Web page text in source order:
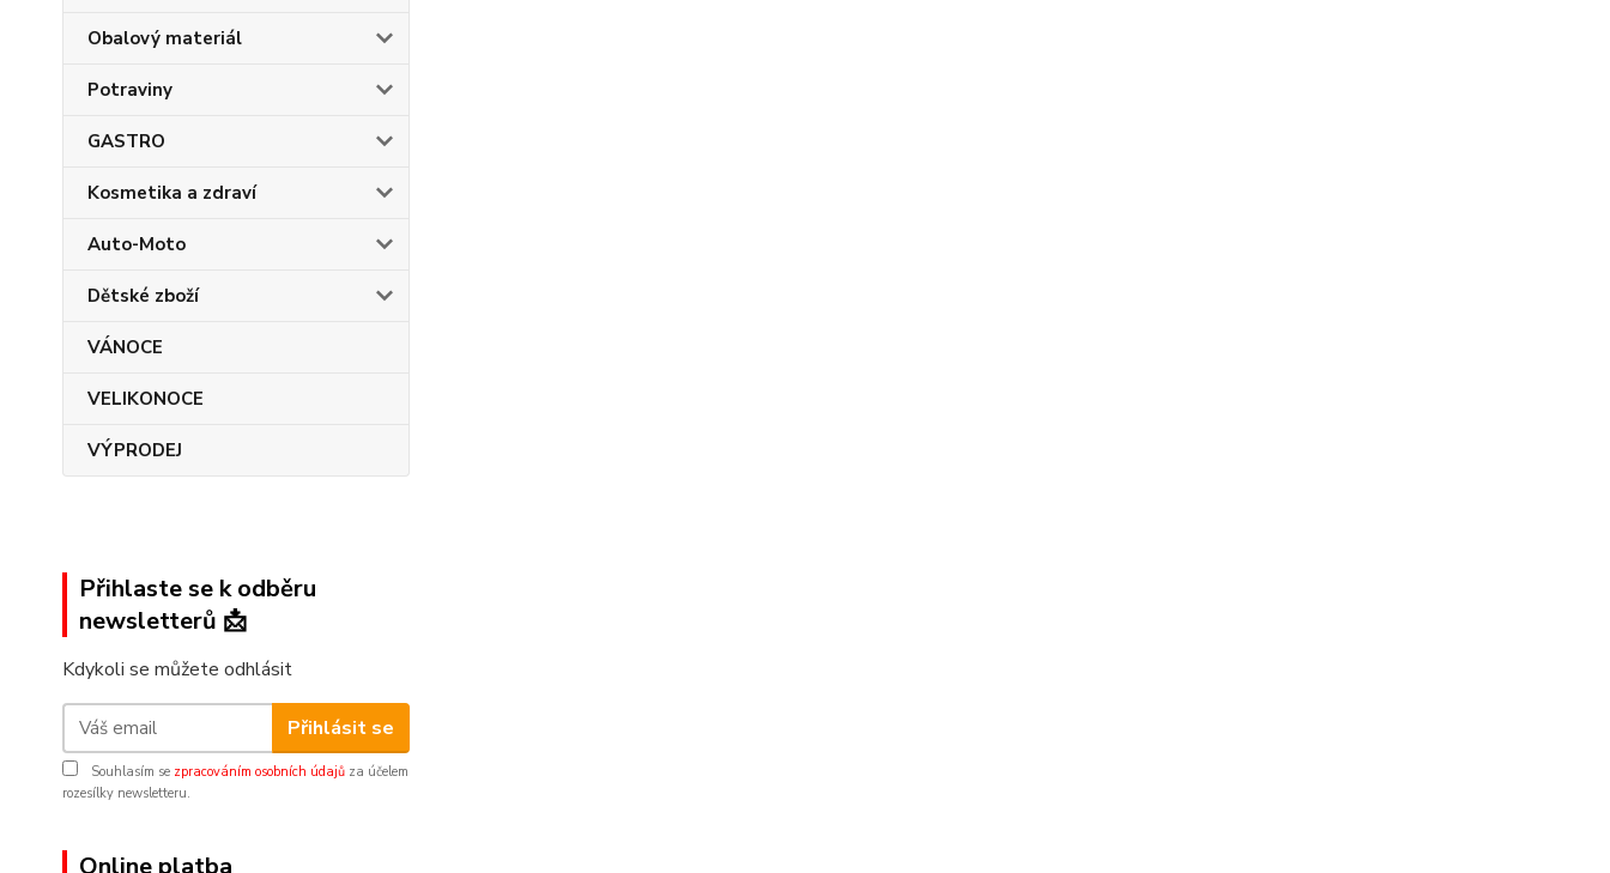
Obalový materiál
Potraviny
GASTRO
Kosmetika a zdraví
Auto-Moto
Dětské zboží
VÁNOCE
VELIKONOCE
VÝPRODEJ
Přihlaste se k odběru
newsletterů 📩
Kdykoli se můžete odhlásit
Přihlásit se
Souhlasím se zpracováním osobních údajů za účelem
rozesílky newsletteru.
Online platba